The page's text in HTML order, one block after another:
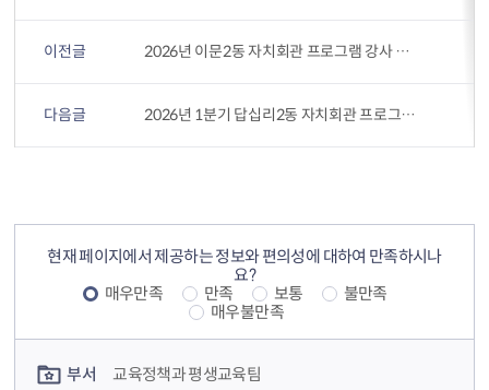
이전글 2026년 이문2동 자치회관 프로그램 강사 공개모집
다음글 2026년 1분기 답십리2동 자치회관 프로그램 수강생 모집 안내
현재 페이지에서 제공하는 정보와 편의성에 대하여 만족하시나
요?
매우만족
만족 보통
불만족
매우불만족
부서
교육정책과 평생교육팀